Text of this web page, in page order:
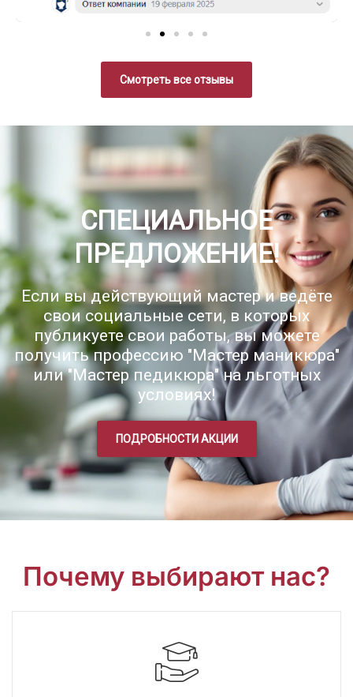
Смотреть все отзывы
СПЕЦИАЛЬНОЕ
ПРЕДЛОЖЕНИЕ!
Если вы действующий мастер и ведёте
свои социальные сети, в которых
публикуете свои работы, вы можете
получить профессию "Мастер маникюра"
или "Мастер педикюра" на льготных
условиях!
ПОДРОБНОСТИ АКЦИИ
Почему выбирают нас?